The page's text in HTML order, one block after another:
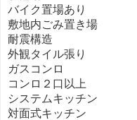
バイク置場あり
敷地内ごみ置き場
耐震構造
外観タイル張り
ガスコンロ
コンロ２口以上
システムキッチン
対面式キッチン